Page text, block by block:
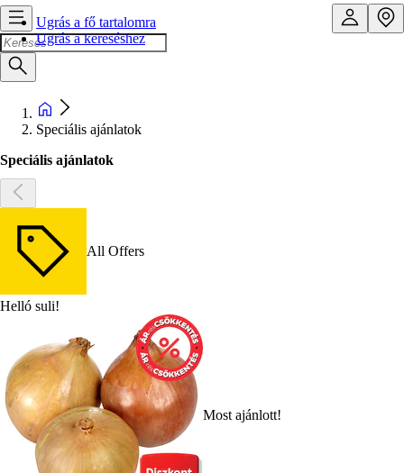
Ugrás a fő tartalomra
Ugrás a kereséshez
Speciális ajánlatok
Speciális ajánlatok
All Offers
Helló suli!
Most ajánlott!